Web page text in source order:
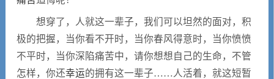
想穿了，人就这一辈子，我们可以坦然的面对，积
极的把握，当你看不开时，当你春风得意时，当你愤愤
不平时，当你深陷痛苦中，请你想想自己的生命，不管
怎样，你还幸运的拥有这一辈子……人活着，就这短暂